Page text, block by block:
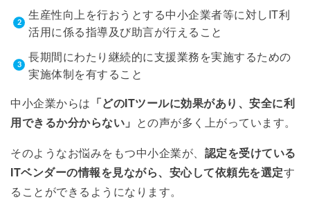
生産性向上を行おうとする中小企業者等に対しIT利
活用に係る指導及び助言が行えること
⻑期間にわたり継続的に⽀援業務を実施するための
実施体制を有すること
中小企業からは 「どのITツールに効果があり、安全に利
用できるか分からない」 との声が多く上がっています。
そのようなお悩みをもつ中小企業が、 認定を受けている
ITベンダーの情報を見ながら、安心して依頼先を選定す
ることができるようになります。